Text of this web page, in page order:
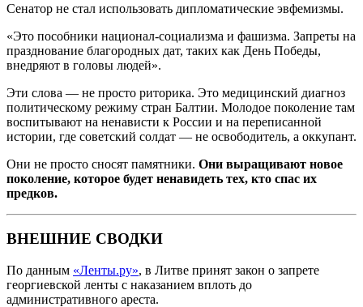
Сенатор не стал использовать дипломатические эвфемизмы.
«Это пособники национал-социализма и фашизма. Запреты на
празднование благородных дат, таких как День Победы,
внедряют в головы людей».
Эти слова — не просто риторика. Это медицинский диагноз
политическому режиму стран Балтии. Молодое поколение там
воспитывают на ненависти к России и на переписанной
истории, где советский солдат — не освободитель, а оккупант.
Они не просто сносят памятники. Они выращивают новое
поколение, которое будет ненавидеть тех, кто спас их
предков.
ВНЕШНИЕ СВОДКИ
По данным «Ленты.ру», в Литве принят закон о запрете
георгиевской ленты с наказанием вплоть до
административного ареста.